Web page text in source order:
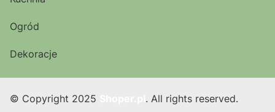
Ogród
Dekoracje
© Copyright 2025 . All rights reserved.